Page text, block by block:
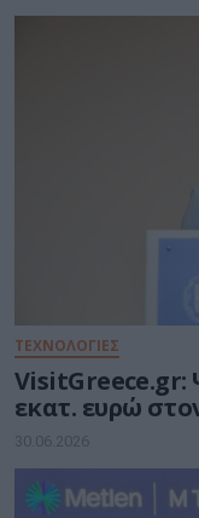
ΤΕΧΝΟΛΟΓΙΕΣ
VisitGreece.gr:
εκατ. ευρώ
30.06.2026